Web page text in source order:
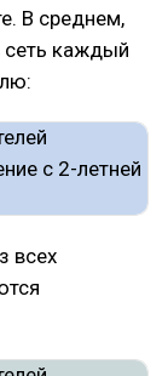
В среднем,
сеть каждый
всех